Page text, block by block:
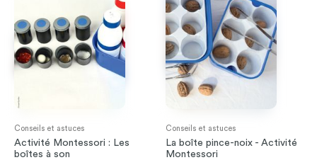
Conseils et astuces
Activité Montessori : Les
boîtes à son
Conseils et astuces
La boîte pince-noix - Activité
Montessori